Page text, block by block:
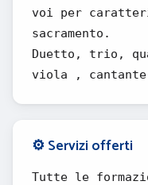
voi per
sacramento.
Duetto, trio,
viola ,
⚙️ Servizi offerti
Tutte le